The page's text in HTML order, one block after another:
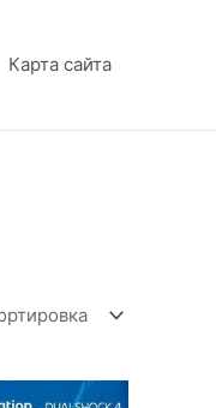
Карта сайта